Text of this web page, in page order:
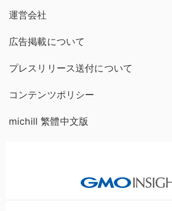
運営会社
広告掲載について
プレスリリース送付について
コンテンツポリシー
michill 繁體中文版